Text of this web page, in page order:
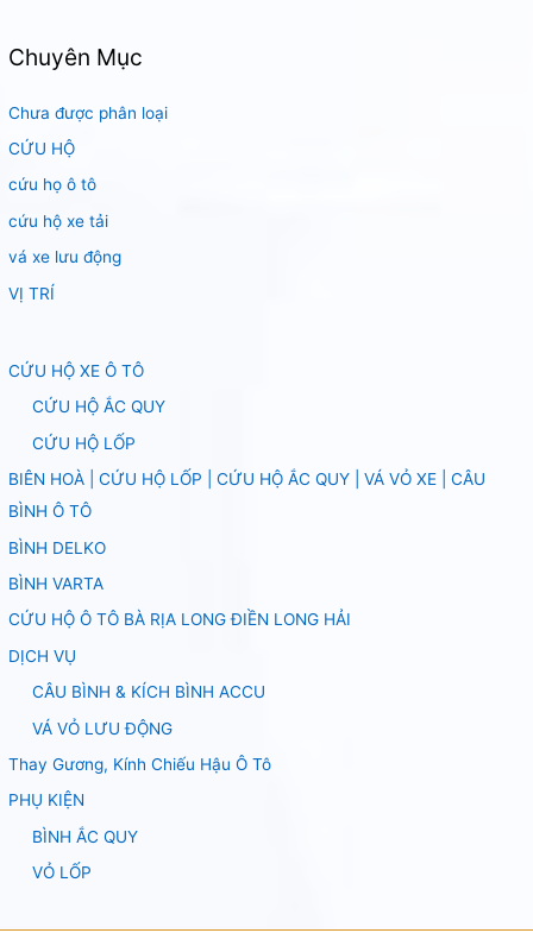
Chuyên Mục
Chưa được phân loại
CỨU HỘ
cứu họ ô tô
cứu hộ xe tải
vá xe lưu động
VỊ TRÍ
CỨU HỘ XE Ô TÔ
CỨU HỘ ẮC QUY
CỨU HỘ LỐP
BIÊN HOÀ | CỨU HỘ LỐP | CỨU HỘ ẮC QUY | VÁ VỎ XE | CÂU
BÌNH Ô TÔ
BÌNH DELKO
BÌNH VARTA
CỨU HỘ Ô TÔ BÀ RỊA LONG ĐIỀN LONG HẢI
DỊCH VỤ
CÂU BÌNH & KÍCH BÌNH ACCU
VÁ VỎ LƯU ĐỘNG
Thay Gương, Kính Chiếu Hậu Ô Tô
PHỤ KIỆN
BÌNH ẮC QUY
VỎ LỐP